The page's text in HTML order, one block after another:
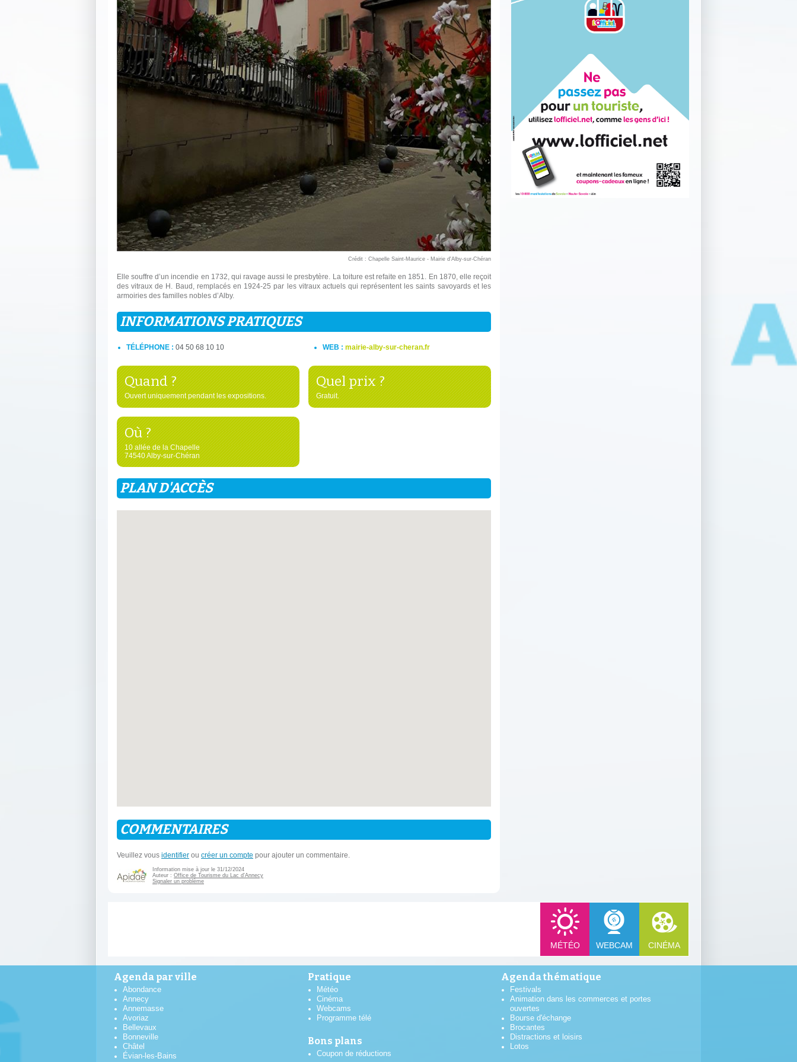
Crédit : Chapelle Saint-Maurice - Mairie d'Alby-sur-Chéran
Elle souffre d’un incendie en 1732, qui ravage aussi le presbytère. La toiture est refaite en 1851. En 1870, elle reçoit
des vitraux de H. Baud, remplacés en 1924-25 par les vitraux actuels qui représentent les saints savoyards et les
armoiries des familles nobles d’Alby.
INFORMATIONS PRATIQUES
TÉLÉPHONE : 04 50 68 10 10 WEB : mairie-alby-sur-cheran.fr
Quand ?
Ouvert uniquement pendant les expositions.
Quel prix ?
Gratuit.
Où ?
10 allée de la Chapelle
74540 Alby-sur-Chéran
PLAN D'ACCÈS
COMMENTAIRES
Veuillez vous identifier ou créer un compte pour ajouter un commentaire.
Information mise à jour le 31/12/2024
Auteur : Office de Tourisme du Lac d'Annecy
Signaler un problème
MÉTÉO WEBCAM CINÉMA
Agenda par ville
Abondance
Annecy
Annemasse
Avoriaz
Bellevaux
Bonneville
Châtel
Évian-les-Bains
Pratique
Météo
Cinéma
Webcams
Programme télé
Bons plans
Coupon de réductions
Agenda thématique
Festivals
Animation dans les commerces et portes
ouvertes
Bourse d'échange
Brocantes
Distractions et loisirs
Lotos